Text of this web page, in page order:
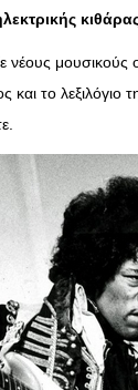
μουσικούς
και το λεξιλόγιο